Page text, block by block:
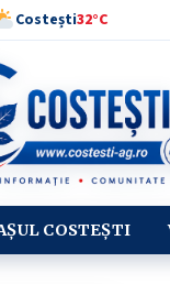
Costești32°C
COSTEȘTI